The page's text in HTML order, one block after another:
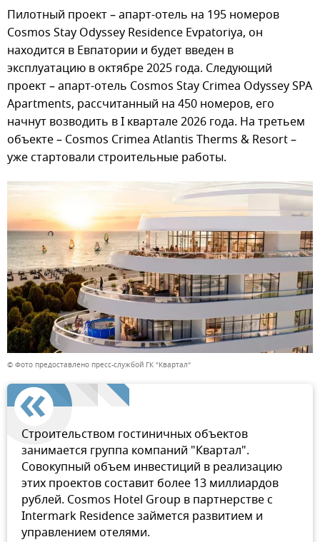
Пилотный проект – апарт-отель на 195 номеров
Cosmos Stay Odyssey Residence Evpatoriya, он
находится в Евпатории и будет введен в
эксплуатацию в октябре 2025 года. Следующий
проект – апарт-отель Cosmos Stay Crimea Odyssey SPA
Apartments, рассчитанный на 450 номеров, его
начнут возводить в I квартале 2026 года. На третьем
объекте – Cosmos Crimea Atlantis Therms & Resort –
уже стартовали строительные работы.
© Фото предоставлено пресс-службой ГК "Квартал"
Строительством гостиничных объектов
занимается группа компаний "Квартал".
Совокупный объем инвестиций в реализацию
этих проектов составит более 13 миллиардов
рублей. Cosmos Hotel Group в партнерстве с
Intermark Residence займется развитием и
управлением отелями.